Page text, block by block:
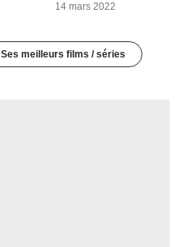
14 mars 2022
Ses meilleurs films / séries